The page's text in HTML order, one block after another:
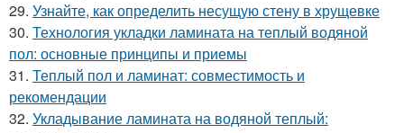
29. Узнайте, как определить несущую стену в хрущевке
30. Технология укладки ламината на теплый водяной
пол: основные принципы и приемы
31. Теплый пол и ламинат: совместимость и
рекомендации
32. Укладывание ламината на водяной теплый: